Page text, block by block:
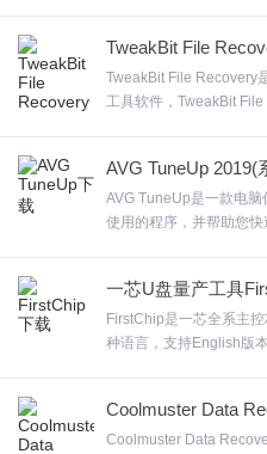
的用户越来越多的语言
验。
TweakBit File Recovery
工具软件，TweakBit
据，将你的移动设备存
部设备功能，连接到电
欢迎来合众软件园下载体
AVG TuneUp是一款电
使用的程序，并帮助您
建议，以帮助您做出明
众软件园下载体验。
FirstChip是一芯全系主
种语言，支持English版
节，欢迎来合众软件园下
Coolmuster Data
Coolmuster Data